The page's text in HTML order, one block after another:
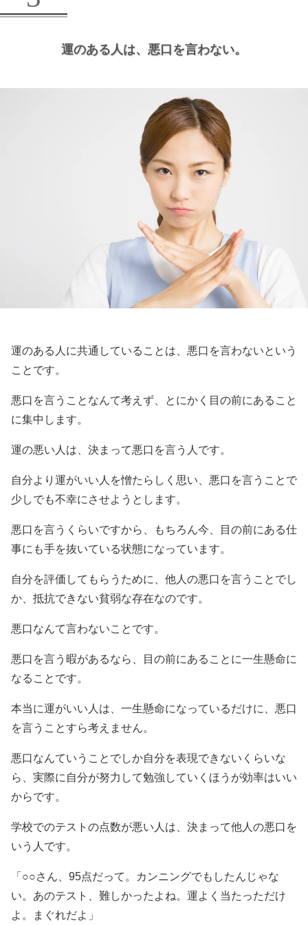
運のある人は、 悪口を言わない。
運のある人に共通していることは、悪口を言わないという
ことです。
悪口を言うことなんて考えず、とにかく目の前にあること
に集中します。
運の悪い人は、決まって悪口を言う人です。
自分より運がいい人を憎たらしく思い、悪口を言うことで
少しでも不幸にさせようとします。
悪口を言うくらいですから、もちろん今、目の前にある仕
事にも手を抜いている状態になっています。
自分を評価してもらうために、他人の悪口を言うことでし
か、抵抗できない貧弱な存在なのです。
悪口なんて言わないことです。
悪口を言う暇があるなら、目の前にあることに一生懸命に
なることです。
本当に運がいい人は、一生懸命になっているだけに、悪口
を言うことすら考えません。
悪口なんていうことでしか自分を表現できないくらいな
ら、実際に自分が努力して勉強していくほうが効率はいい
からです。
学校でのテストの点数が悪い人は、決まって他人の悪口を
いう人です。
「○○さん、95点だって。カンニングでもしたんじゃな
い。あのテスト、難しかったよね。運よく当たっただけ
よ。まぐれだよ」